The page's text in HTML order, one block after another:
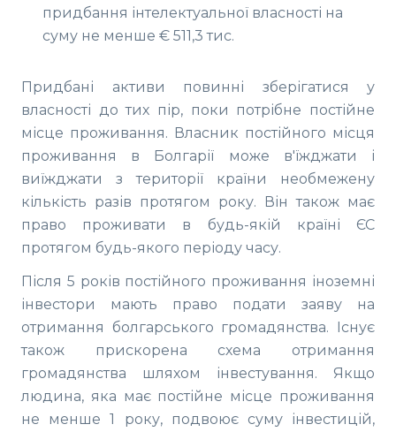
придбання інтелектуальної власності на
суму не менше € 511,3 тис.
Придбані активи повинні зберігатися у
власності до тих пір, поки потрібне постійне
місце проживання. Власник постійного місця
проживання в Болгарії може в'їжджати і
виїжджати з території країни необмежену
кількість разів протягом року. Він також має
право проживати в будь-якій країні ЄС
протягом будь-якого періоду часу.
Після 5 років постійного проживання іноземні
інвестори мають право подати заяву на
отримання болгарського громадянства. Існує
також прискорена схема отримання
громадянства шляхом інвестування. Якщо
людина, яка має постійне місце проживання
не менше 1 року, подвоює суму інвестицій,